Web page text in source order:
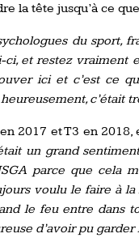
la tête jusqu’à ce
du sport,
et restez vraiment
ici et c’est ce
c’était
2017 et T3 en
un grand
parce que cela
voulu le faire à
le feu entre dans
d’avoir pu